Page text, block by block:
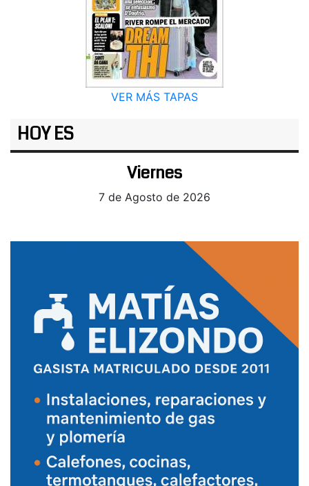
VER MÁS TAPAS
HOY ES
Viernes
7 de Agosto de 2026